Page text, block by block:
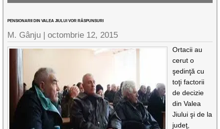
PENSIONARII DIN VALEA JIULUI VOR RĂSPUNSURI
M. Gânju |octombrie 12, 2015
Ortacii au
cerut o
şedinţă cu
toţi factorii
de decizie
din Valea
Jiului şi de la
judeţ,